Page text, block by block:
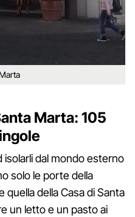
Marta: 105
isolarli dal mondo esterno
solo le porte della
quella della Casa di Santa
un letto e un pasto ai